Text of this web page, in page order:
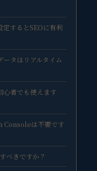
するとSEOに有利
タはリアルタイム
者でも使えます
Consoleは不要です
べきですか？